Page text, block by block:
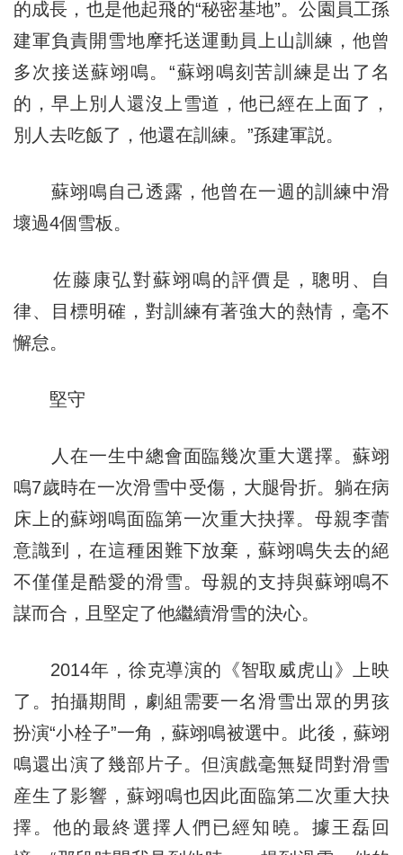
的成長，也是他起飛的“秘密基地”。公園員工孫
建軍負責開雪地摩托送運動員上山訓練，他曾
多次接送蘇翊鳴。“蘇翊鳴刻苦訓練是出了名
的，早上別人還沒上雪道，他已經在上面了，
別人去吃飯了，他還在訓練。”孫建軍説。
蘇翊鳴自己透露，他曾在一週的訓練中滑
壞過4個雪板。
佐藤康弘對蘇翊鳴的評價是，聰明、自
律、目標明確，對訓練有著強大的熱情，毫不
懈怠。
堅守
人在一生中總會面臨幾次重大選擇。蘇翊
鳴7歲時在一次滑雪中受傷，大腿骨折。躺在病
床上的蘇翊鳴面臨第一次重大抉擇。母親李蕾
意識到，在這種困難下放棄，蘇翊鳴失去的絕
不僅僅是酷愛的滑雪。母親的支持與蘇翊鳴不
謀而合，且堅定了他繼續滑雪的決心。
2014年，徐克導演的《智取威虎山》上映
了。拍攝期間，劇組需要一名滑雪出眾的男孩
扮演“小栓子”一角，蘇翊鳴被選中。此後，蘇翊
鳴還出演了幾部片子。但演戲毫無疑問對滑雪
産生了影響，蘇翊鳴也因此面臨第二次重大抉
擇。他的最終選擇人們已經知曉。據王磊回